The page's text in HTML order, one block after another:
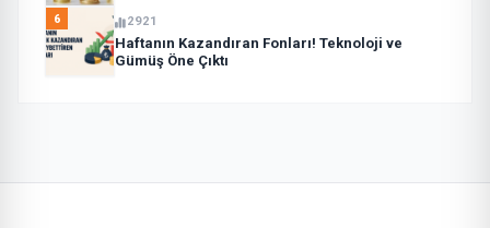
6 2921
Haftanın Kazandıran Fonları! Teknoloji ve
Gümüş Öne Çıktı